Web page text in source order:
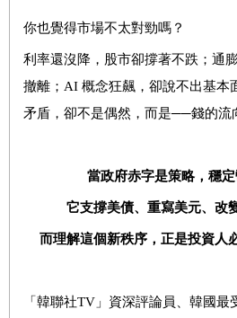
你也覺得市場不太對勁嗎？
利率還沒降，股市卻撐著不跌；通
撤離；AI 概念狂飆，卻說不出基本
矛盾，卻不是偶然，而是──錢的流
當政府赤字是策略，穩定
它支撐美債、重寫美元、改
而理解這個新秩序，正是投資人
「韓聯社TV」資深評論員、韓國